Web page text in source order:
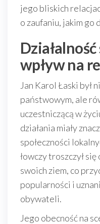
jego bliskich
o zaufaniu, jakim go
Działalność
wpływ na
Jan Karol Łaski był
państwowym, ale
uczestniczącą w
działania miały
społeczności
łowczy troszczył
swoich ziem, co
popularności i
obywateli.
Jego obecność na